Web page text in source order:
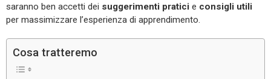
saranno ben accetti dei suggerimenti pratici e consigli utili
per massimizzare l’esperienza di apprendimento.
Cosa tratteremo